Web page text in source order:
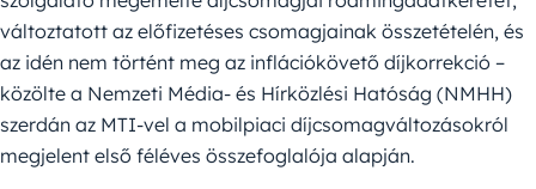
változtatott az előfizetéses csomagjainak összetételén, és
az idén nem történt meg az inflációkövető díjkorrekció –
közölte a Nemzeti Média- és Hírközlési Hatóság (NMHH)
szerdán az MTI-vel a mobilpiaci díjcsomagváltozásokról
megjelent első féléves összefoglalója alapján.